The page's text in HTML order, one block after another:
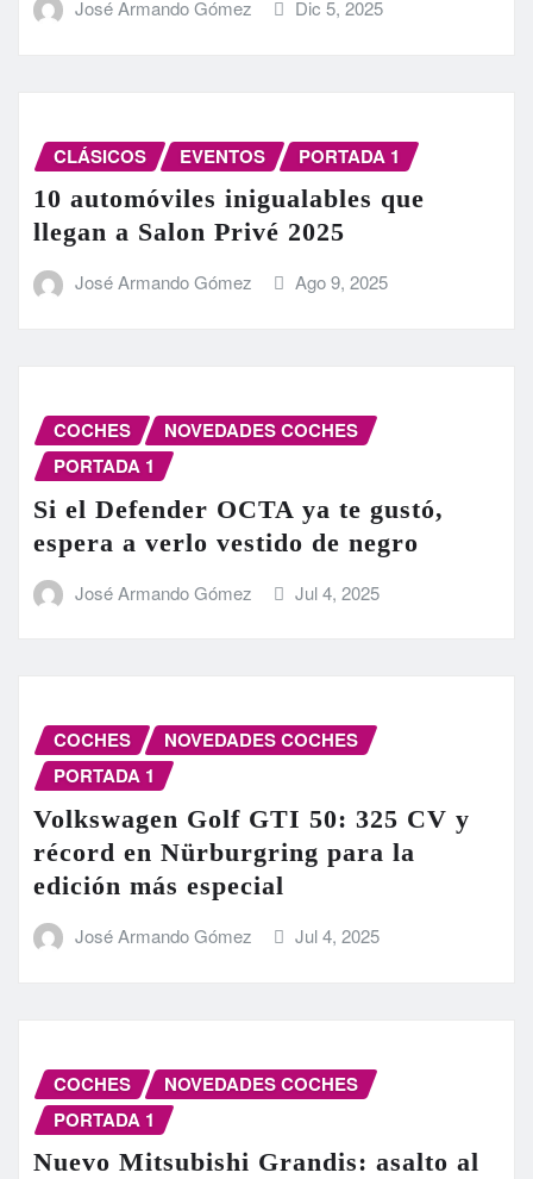
José Armando Gómez Dic 5, 2025
CLÁSICOS EVENTOS PORTADA 1
10 automóviles inigualables que
llegan a Salon Privé 2025
José Armando Gómez Ago 9, 2025
COCHES
NOVEDADES COCHES
PORTADA 1
Si el Defender OCTA ya te gustó,
espera a verlo vestido de negro
José Armando Gómez Jul 4, 2025
COCHES
NOVEDADES COCHES
PORTADA 1
Volkswagen Golf GTI 50: 325 CV y
récord en Nürburgring para la
edición más especial
José Armando Gómez Jul 4, 2025
COCHES
NOVEDADES COCHES
PORTADA 1
Nuevo Mitsubishi Grandis: asalto al